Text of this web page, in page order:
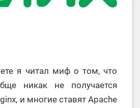
я читал миф о том, что
никак не получается
и многие ставят Apache